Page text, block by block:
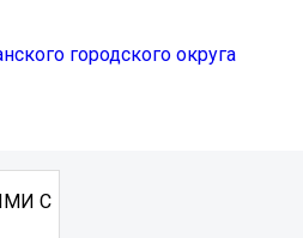
городского округа
С